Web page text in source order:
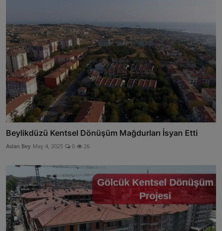
Beylikdüzü Kentsel Dönüşüm Mağdurları İsyan Etti
Aslan Bey May 4, 2025 0 26